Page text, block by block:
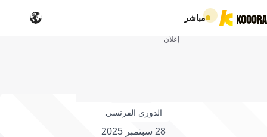
مباشر
إعلان
الدوري الفرنسي
28 سبتمبر 2025